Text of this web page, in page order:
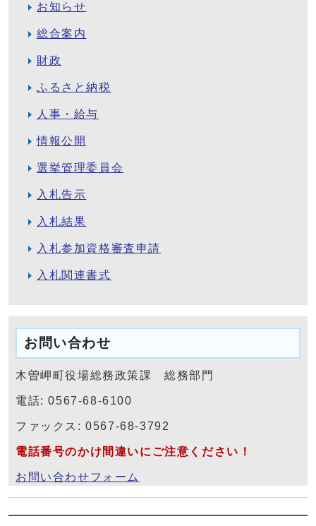
お知らせ
総合案内
財政
ふるさと納税
人事・給与
情報公開
選挙管理委員会
入札告示
入札結果
入札参加資格審査申請
入札関連書式
お問い合わせ
木曽岬町役場総務政策課 総務部門
電話: 0567-68-6100
ファックス: 0567-68-3792
電話番号のかけ間違いにご注意ください！
お問い合わせフォーム